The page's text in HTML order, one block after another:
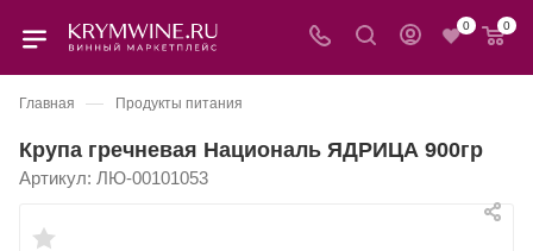
0 0
Главная — Продукты питания
Крупа гречневая Националь ЯДРИЦА 900гр
Артикул: ЛЮ-00101053